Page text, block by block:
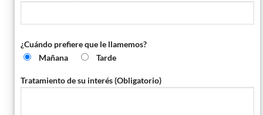
¿Cuándo prefiere que le llamemos?
Mañana
Tarde
Tratamiento de su interés (Obligatorio)